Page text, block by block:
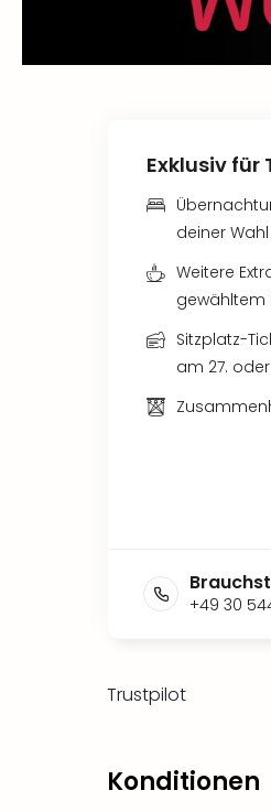
Exklusiv für
deiner Wahl
Weitere
gewähltem
Sitzplatz-
am 27.
+49 30
Trustpilot
Konditionen